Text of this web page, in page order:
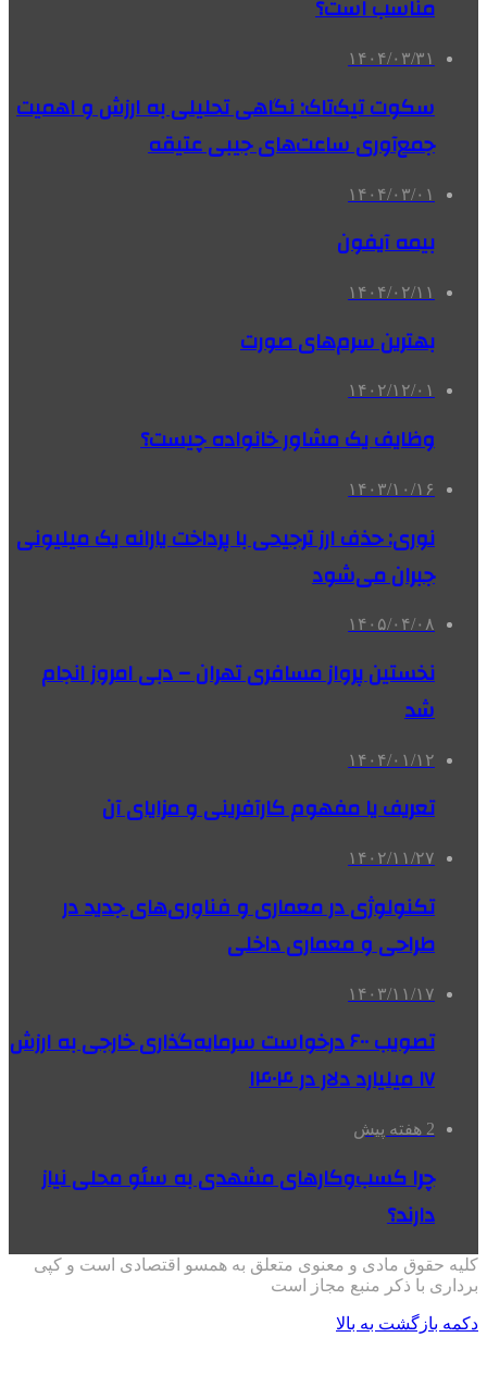
مناسب است؟
۱۴۰۴/۰۳/۳۱
سکوت تیک‌تاک: نگاهی تحلیلی به ارزش و اهمیت
جمع‌آوری ساعت‌های جیبی عتیقه
۱۴۰۴/۰۳/۰۱
بیمه آیفون
۱۴۰۴/۰۲/۱۱
بهترین سرم‌های صورت
۱۴۰۲/۱۲/۰۱
وظایف یک مشاور خانواده چیست؟
۱۴۰۳/۱۰/۱۶
نوری: حذف ارز ترجیحی با پرداخت یارانه یک میلیونی
جبران می‌شود
۱۴۰۵/۰۴/۰۸
نخستین پرواز مسافری تهران – دبی امروز انجام
شد
۱۴۰۴/۰۱/۱۲
تعریف یا مفهوم کارآفرینی و مزایای آن
۱۴۰۲/۱۱/۲۷
تکنولوژی در معماری و فناوری‌های جدید در
طراحی و معماری داخلی
۱۴۰۳/۱۱/۱۷
تصویب ۶۰۰ درخواست سرمایه‌گذاری خارجی به ارزش
۱۷ میلیارد دلار در ۱۴۰۴
2 هفته پیش
چرا کسب‌وکارهای مشهدی به سئو محلی نیاز
دارند؟
کلیه حقوق مادی و معنوی متعلق به همسو اقتصادی است و کپی
برداری با ذکر منبع مجاز است
دکمه بازگشت به بالا